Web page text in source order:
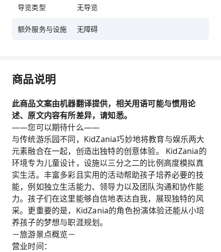
导览类型 无导览
额外服务与设施 无障碍
商品说明
此商品文案由机器翻译提供，相关用语可能与惯用论
述、原文内容有所差异，请知悉。
——您可以期待什么——
与传统游乐园不同，KidZania巧妙地将教育与娱乐两大
元素融合在一起，创造出独特的创意体验。 KidZania的
环境专为儿童设计，设施以三分之二的比例高度模拟真
实生活。丰富多彩且实用的活动帮助孩子培养必要的技
能，例如独立生活能力、领导力以及团队沟通和协作能
力。孩子们在这里能够自信地表达自我，展现独特的风
采。更重要的是，KidZania的角色扮演体验还能从小培
养孩子的梦想与职涯规划。
－旅游景点概览－
营业时间：